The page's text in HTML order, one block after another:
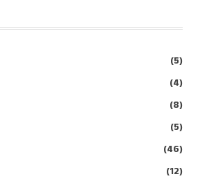
(5)
(4)
(8)
(5)
(46)
(12)